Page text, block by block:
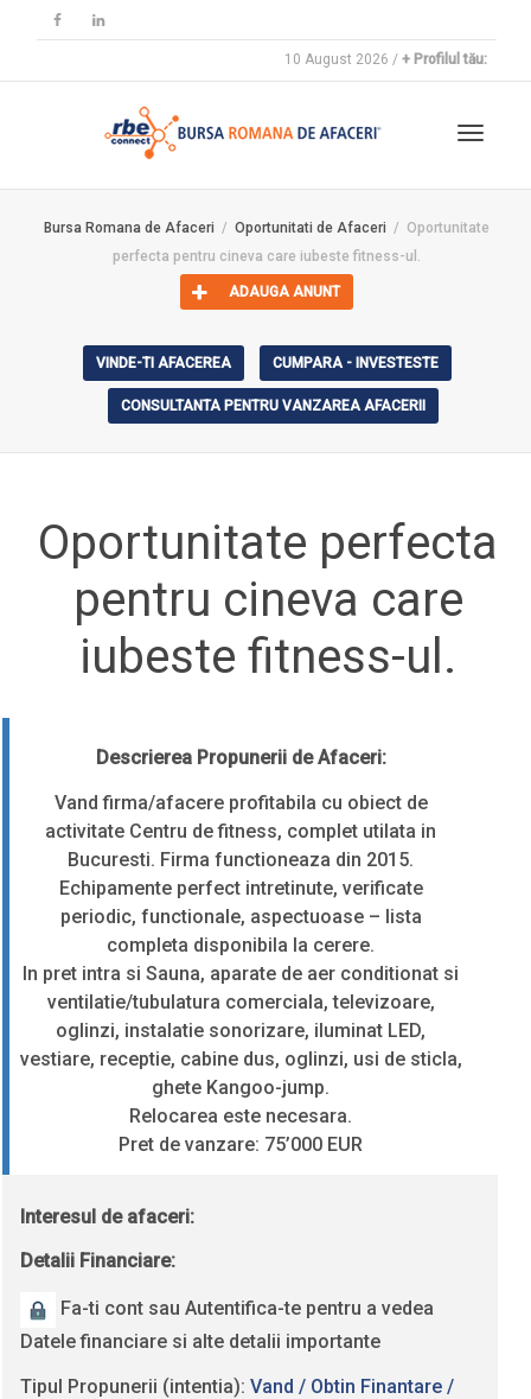
10 August 2026 / + Profilul tău:
Bursa Romana de Afaceri Oportunitati de Afaceri
Oportunitate
perfecta pentru cineva care iubeste fitness-ul.
ADAUGA ANUNT
VINDE-TI AFACEREA CUMPARA - INVESTESTE
CONSULTANTA PENTRU VANZAREA AFACERII
Oportunitate perfecta
pentru cineva care
iubeste fitness-ul.
Descrierea Propunerii de Afaceri:
Vand firma/afacere profitabila cu obiect de
activitate Centru de fitness, complet utilata in
Bucuresti. Firma functioneaza din 2015.
Echipamente perfect intretinute, verificate
periodic, functionale, aspectuoase – lista
completa disponibila la cerere.
In pret intra si Sauna, aparate de aer conditionat si
ventilatie/tubulatura comerciala, televizoare,
oglinzi, instalatie sonorizare, iluminat LED,
vestiare, receptie, cabine dus, oglinzi, usi de sticla,
ghete Kangoo-jump.
Relocarea este necesara.
Pret de vanzare: 75’000 EUR
Interesul de afaceri:
Detalii Financiare:
Fa-ti cont sau Autentifica-te pentru a vedea
Datele financiare si alte detalii importante
Tipul Propunerii (intentia): Vand / Obtin Finantare /